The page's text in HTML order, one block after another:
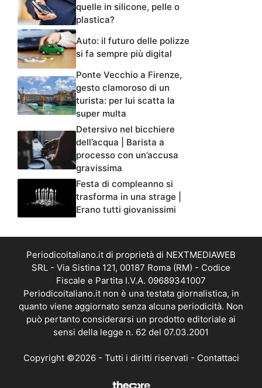
quelle in silicone, pelle o
plastica?
Auto: il futuro delle polizze
si fa sempre più digital
Ponte Vecchio a Firenze,
gesto clamoroso di un
turista: per lui scatta la
super multa
Detersivo nel bicchiere
dell’acqua | Barista a
processo con un’accusa
gravissima
Festa di compleanno si
trasforma in una strage |
Erano tutti giovanissimi
Periodicoitaliano.it di proprietà di NEXTMEDIAWEB
SRL - Via Sistina 121, 00187 Roma (RM) - Codice
Fiscale e Partita I.V.A. 09689341007
Periodicoitaliano.it non è una testata giornalistica, in
quanto viene aggiornato senza alcuna periodicità. Non
può pertanto considerarsi un prodotto editoriale ai
sensi della legge n. 62 del 07.03.2001
Copyright ©2026 - Tutti i diritti riservati - Contattaci